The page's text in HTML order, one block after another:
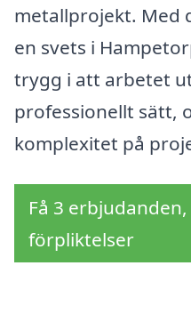
metallprojekt. Med
en svets i
trygg i att arbetet
professionellt sätt,
komplexitet på
Få 3
förpliktelser